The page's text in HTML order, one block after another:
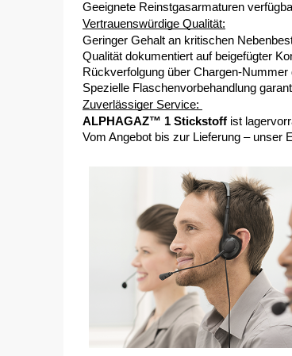
Geeignete Reinstgasarmaturen
Vertrauenswürdige Qualität:
Geringer Gehalt an kritischen
Qualität dokumentiert auf beigefügter
Rückverfolgung über Chargen-Nummer
Spezielle Flaschenvorbehandlung
Zuverlässiger Service:
ALPHAGAZ™ 1 Stickstoff ist
Vom Angebot bis zur Lieferung ­­– unser